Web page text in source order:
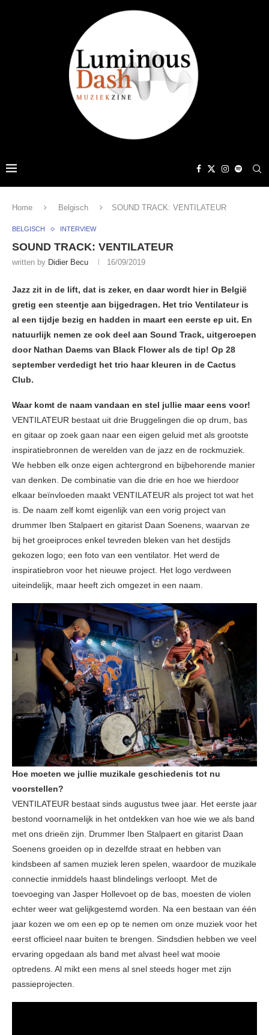
Home Belgisch SOUND TRACK: VENTILATEUR
BELGISCH INTERVIEW
SOUND TRACK: VENTILATEUR
written by Didier Becu 16/09/2019
Jazz zit in de lift, dat is zeker, en daar wordt hier in België
gretig een steentje aan bijgedragen. Het trio Ventilateur is
al een tijdje bezig en hadden in maart een eerste ep uit. En
natuurlijk nemen ze ook deel aan Sound Track, uitgeroepen
door Nathan Daems van Black Flower als de tip! Op 28
september verdedigt het trio haar kleuren in de Cactus
Club.
Waar komt de naam vandaan en stel jullie maar eens voor!
VENTILATEUR bestaat uit drie Bruggelingen die op drum, bas
en gitaar op zoek gaan naar een eigen geluid met als grootste
inspiratiebronnen de werelden van de jazz en de rockmuziek.
We hebben elk onze eigen achtergrond en bijbehorende manier
van denken. De combinatie van die drie en hoe we hierdoor
elkaar beïnvloeden maakt VENTILATEUR als project tot wat het
is. De naam zelf komt eigenlijk van een vorig project van
drummer Iben Stalpaert en gitarist Daan Soenens, waarvan ze
bij het groeiproces enkel tevreden bleken van het destijds
gekozen logo; een foto van een ventilator. Het werd de
inspiratiebron voor het nieuwe project. Het logo verdween
uiteindelijk, maar heeft zich omgezet in een naam.
Hoe moeten we jullie muzikale geschiedenis tot nu
voorstellen?
VENTILATEUR bestaat sinds augustus twee jaar. Het eerste jaar
bestond voornamelijk in het ontdekken van hoe wie we als band
met ons drieën zijn. Drummer Iben Stalpaert en gitarist Daan
Soenens groeiden op in dezelfde straat en hebben van
kindsbeen af samen muziek leren spelen, waardoor de muzikale
connectie inmiddels haast blindelings verloopt. Met de
toevoeging van Jasper Hollevoet op de bas, moesten de violen
echter weer wat gelijkgestemd worden. Na een bestaan van één
jaar kozen we om een ep op te nemen om onze muziek voor het
eerst officieel naar buiten te brengen. Sindsdien hebben we veel
ervaring opgedaan als band met alvast heel wat mooie
optredens. Al mikt een mens al snel steeds hoger met zijn
passieprojecten.